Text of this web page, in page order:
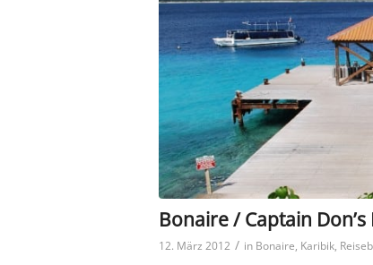
Bonaire / Captain
12. März 2012 / in Bonaire, Karibik,